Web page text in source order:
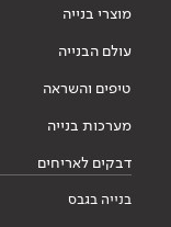
מוצרי בנייה
עולם הבנייה
טיפים והשראה
מערכות בנייה
דבקים לאריחים
בנייה בגבס